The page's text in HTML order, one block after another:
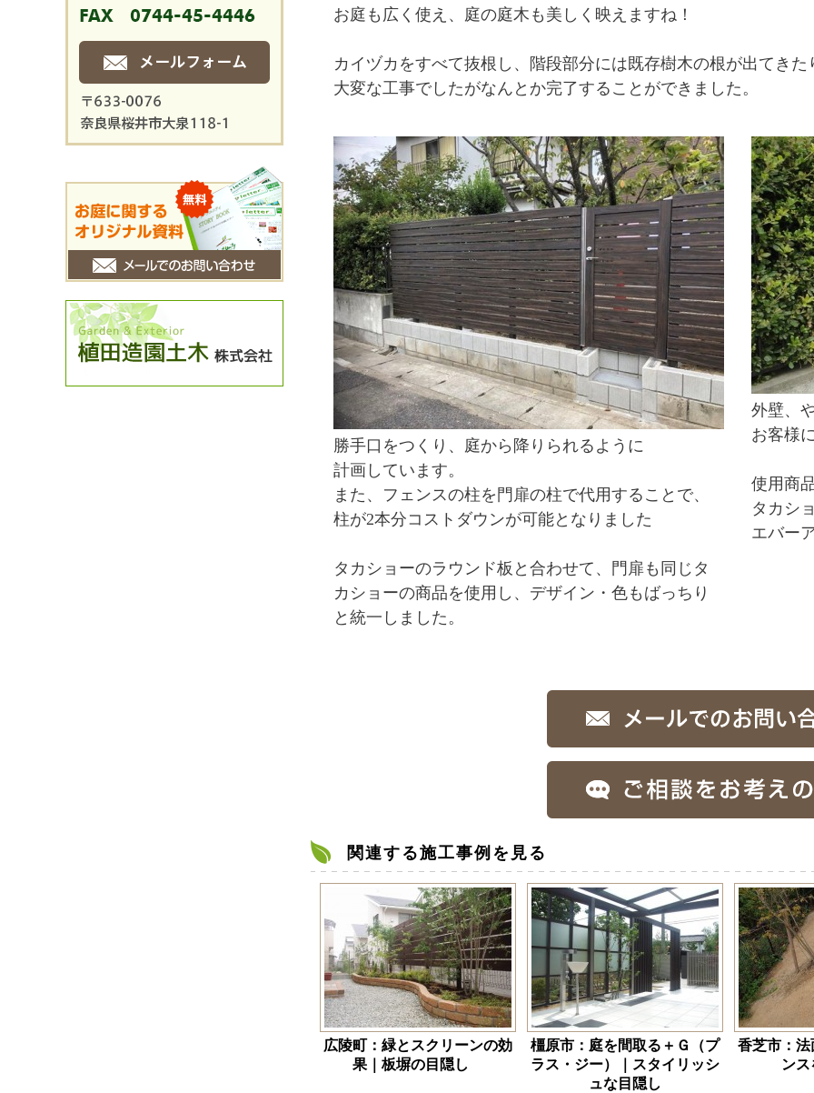
お庭も広く使え、庭の庭木も美しく映えますね！
カイヅカをすべて抜根し、階段部分には既存樹木の根が出てきた
大変な工事でしたがなんとか完了することができました。
勝手口をつくり、庭から降りられるように
計画しています。
また、フェンスの柱を門扉の柱で代用することで、
柱が2本分コストダウンが可能となりました
タカショーのラウンド板と合わせて、門扉も 同じタ
カショーの商品を使用し、 デザイン・色もばっちり
と統一しました。
外壁、
お客様
使用商
タカシ
エバー
関連する施工事例を見る
広陵町：緑とスクリーンの効
果｜板塀の目隠し
橿原市：庭を間取る＋Ｇ（プ
ラス・ジー）｜スタイリッシ
ュな目隠し
香芝市：
ン